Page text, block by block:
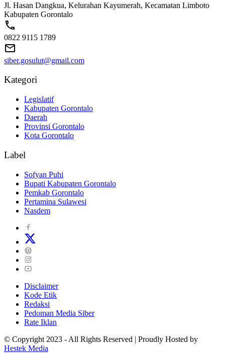
Jl. Hasan Dangkua, Kelurahan Kayumerah, Kecamatan Limboto
Kabupaten Gorontalo
0822 9115 1789
siber.gosulut@gmail.com
Kategori
Legislatif
Kabupaten Gorontalo
Daerah
Provinsi Gorontalo
Kota Gorontalo
Label
Sofyan Puhi
Bupati Kabupaten Gorontalo
Pemkab Gorontalo
Pertamina Sulawesi
Nasdem
Disclaimer
Kode Etik
Redaksi
Pedoman Media Siber
Rate Iklan
© Copyright 2023 - All Rights Reserved | Proudly Hosted by
Hestek Media